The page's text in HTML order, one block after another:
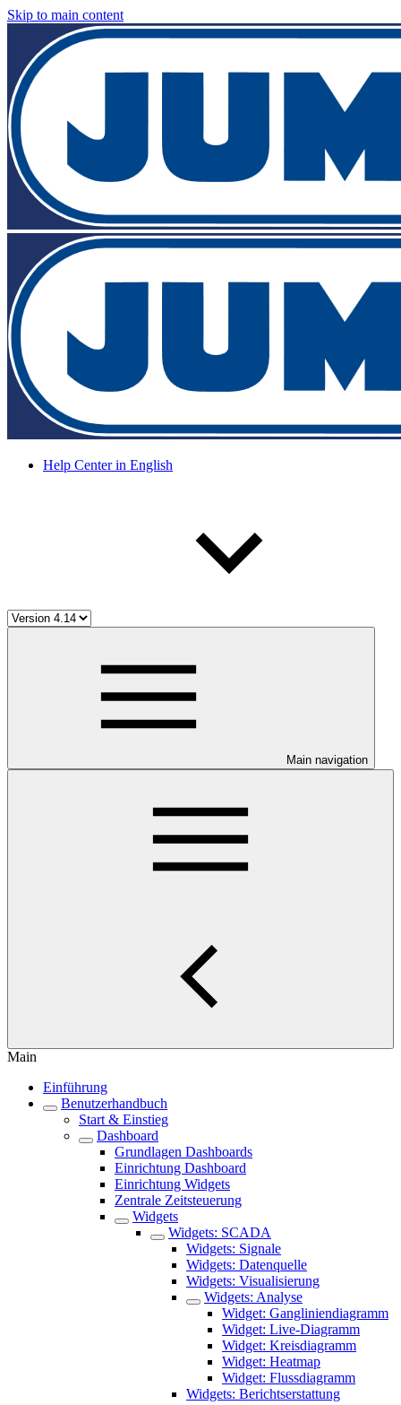
Skip to main content
Help Center in English
Main navigation
Main
Einführung
Benutzerhandbuch
Start & Einstieg
Dashboard
Grundlagen Dashboards
Einrichtung Dashboard
Einrichtung Widgets
Zentrale Zeitsteuerung
Widgets
Widgets: SCADA
Widgets: Signale
Widgets: Datenquelle
Widgets: Visualisierung
Widgets: Analyse
Widget: Gangliniendiagramm
Widget: Live-Diagramm
Widget: Kreisdiagramm
Widget: Heatmap
Widget: Flussdiagramm
Widgets: Berichtserstattung